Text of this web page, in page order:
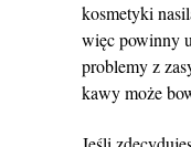
kosmetyki
więc powinny
problemy z
kawy może